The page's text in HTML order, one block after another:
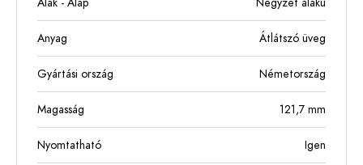
Anyag Átlátszó üveg
Gyártási ország Németország
Magasság 121,7 mm
Nyomtatható Igen